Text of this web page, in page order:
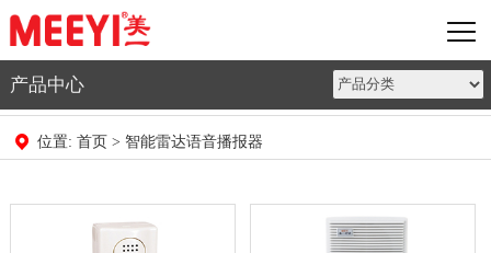
产品中心
位置: 首页 > 智能雷达语音播报器